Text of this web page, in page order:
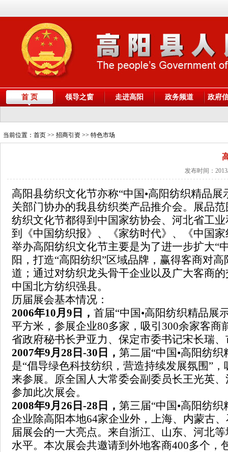
首 页 领导之窗 走进高阳 政务频道 政府
当前位置： 首页 >> 招商引资 >> 特色市场
发布时间：
高阳县纺织文化节亦称“中国•高阳纺织精品展
关部门协办的我县纺织类产品推介会。 展品
纺织文化节都得到中国家纺协会、河北省工
到《中国纺织报》、《家纺时代》、《中国
举办高阳纺织文化节主要是为了进一步扩大“
阳，打造“高阳纺织”区域品牌，赢得客商对
道；通过对纺织龙头骨干企业以及广大客商
中国北方纺织强县。
历届展会基本情况：
2006年10月9日 ， 首届“中国•高阳纺织精品展
平方米，参展企业80多家，吸引300余家客
省政府秘书长尹亚力、保定市委书记宋长瑞
2007年9月28日 -30 日， 第二届“中国•高阳纺织
是“倡导绿色科技纺织，营造持续发展氛围”，
来参展。原全国 人大常委会副委员长王光英
参加此次展会。
2008年9月26日 -28 日， 第三届“中国•高阳纺织
企业除高阳本地64家企业外，上海、内蒙古
届展会的一大亮点。来自浙江、山东、河北
水平。本次展会共邀请到外地客商400多个